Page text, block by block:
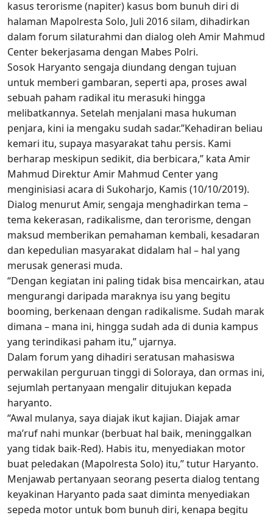
kasus terorisme (napiter) kasus bom bunuh diri di
halaman Mapolresta Solo, Juli 2016 silam, dihadirkan
dalam forum silaturahmi dan dialog oleh Amir Mahmud
Center bekerjasama dengan Mabes Polri.
Sosok Haryanto sengaja diundang dengan tujuan
untuk memberi gambaran, seperti apa, proses awal
sebuah paham radikal itu merasuki hingga
melibatkannya. Setelah menjalani masa hukuman
penjara, kini ia mengaku sudah sadar.”Kehadiran beliau
kemari itu, supaya masyarakat tahu persis. Kami
berharap meskipun sedikit, dia berbicara,” kata Amir
Mahmud Direktur Amir Mahmud Center yang
menginisiasi acara di Sukoharjo, Kamis (10/10/2019).
Dialog menurut Amir, sengaja menghadirkan tema –
tema kekerasan, radikalisme, dan terorisme, dengan
maksud memberikan pemahaman kembali, kesadaran
dan kepedulian masyarakat didalam hal – hal yang
merusak generasi muda.
“Dengan kegiatan ini paling tidak bisa mencairkan, atau
mengurangi daripada maraknya isu yang begitu
booming, berkenaan dengan radikalisme. Sudah marak
dimana – mana ini, hingga sudah ada di dunia kampus
yang terindikasi paham itu,” ujarnya.
Dalam forum yang dihadiri seratusan mahasiswa
perwakilan perguruan tinggi di Soloraya, dan ormas ini,
sejumlah pertanyaan mengalir ditujukan kepada
haryanto.
“Awal mulanya, saya diajak ikut kajian. Diajak amar
ma’ruf nahi munkar (berbuat hal baik, meninggalkan
yang tidak baik-Red). Habis itu, menyediakan motor
buat peledakan (Mapolresta Solo) itu,” tutur Haryanto.
Menjawab pertanyaan seorang peserta dialog tentang
keyakinan Haryanto pada saat diminta menyediakan
sepeda motor untuk bom bunuh diri, kenapa begitu